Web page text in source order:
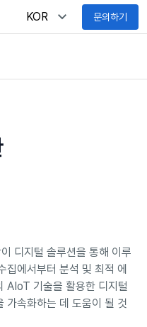
KOR 문의하기
디지털 솔루션을 통해 이루
집에서부터 분석 및 최적 에
AIoT 기술을 활용한 디지털
가속화하는 데 도움이 될 것